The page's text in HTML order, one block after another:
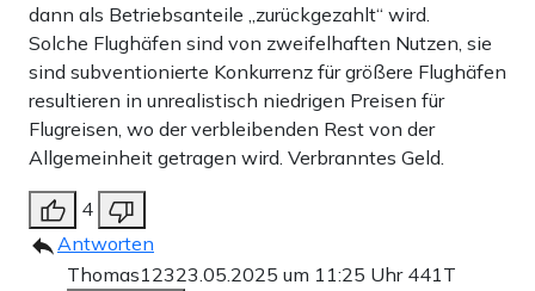
dann als Betriebsanteile „zurückgezahlt“ wird.
Solche Flughäfen sind von zweifelhaften Nutzen, sie
sind subventionierte Konkurrenz für größere Flughäfen
resultieren in unrealistisch niedrigen Preisen für
Flugreisen, wo der verbleibenden Rest von der
Allgemeinheit getragen wird. Verbranntes Geld.
4
Antworten
Thomas12323.05.2025 um 11:25 Uhr 441T